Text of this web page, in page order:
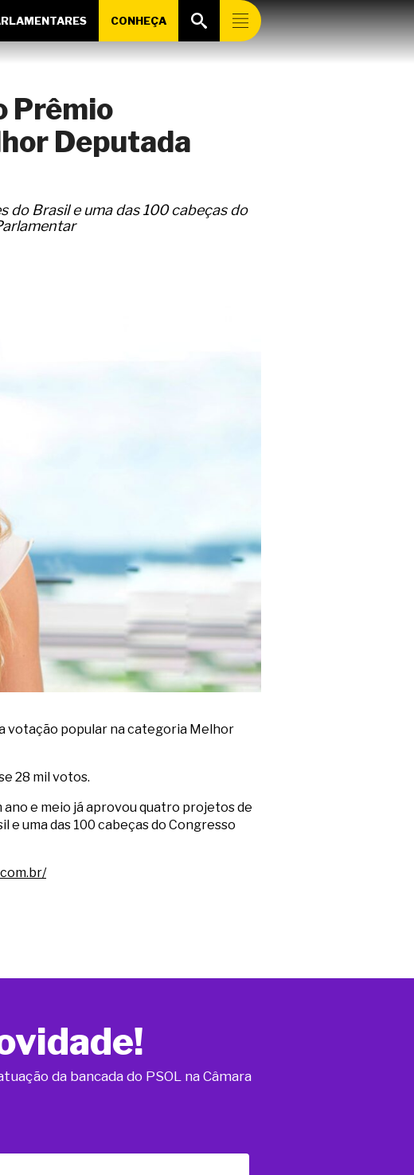
CONHEÇA
Prêmio
Deputada
do Brasil e uma das 100 cabeças do
votação popular na categoria Melhor
28 mil votos.
ano e meio já aprovou quatro projetos de
e uma das 100 cabeças do Congresso
da bancada do PSOL na Câmara